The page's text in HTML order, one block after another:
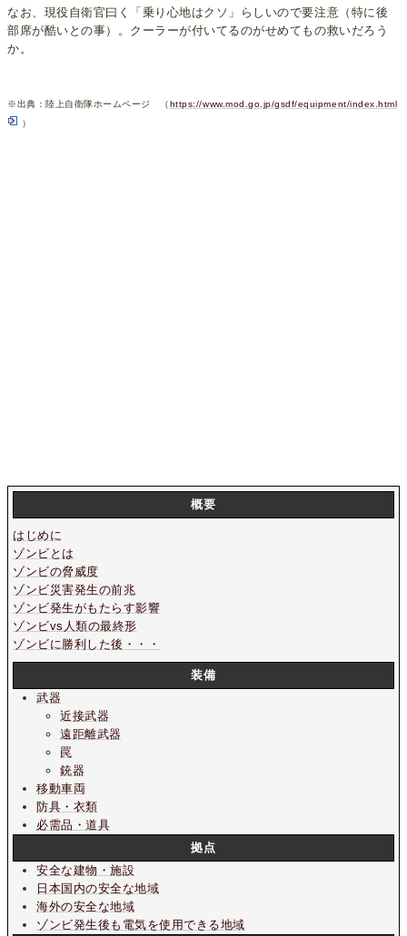
なお、現役自衛官曰く「乗り心地はクソ」らしいので要注意（特に後
部席が酷いとの事）。クーラーが付いてるのがせめてもの救いだろう
か。
※出典：陸上自衛隊ホームページ （https://www.mod.go.jp/gsdf/equipment/index.html
）
概要
はじめに
ゾンビとは
ゾンビの脅威度
ゾンビ災害発生の前兆
ゾンビ発生がもたらす影響
ゾンビvs人類の最終形
ゾンビに勝利した後・・・
装備
武器
近接武器
遠距離武器
罠
銃器
移動車両
防具・衣類
必需品・道具
拠点
安全な建物・施設
日本国内の安全な地域
海外の安全な地域
ゾンビ発生後も電気を使用できる地域